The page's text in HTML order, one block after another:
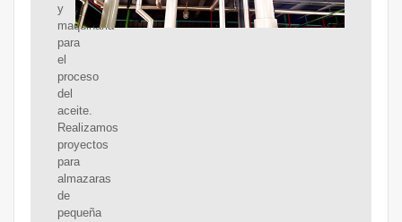
y
maquinaria
para
el
proceso
del
aceite.
Realizamos
proyectos
para
almazaras
de
pequeña